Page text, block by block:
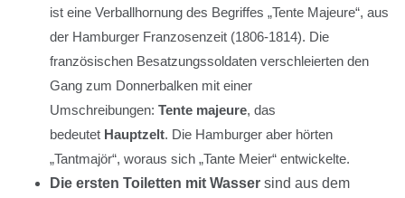
ist eine Verballhornung des Begriffes „Tente Majeure“, aus
der Hamburger Franzosenzeit (1806-1814). Die
französischen Besatzungssoldaten verschleierten den
Gang zum Donnerbalken mit einer
Umschreibungen: Tente majeure, das
bedeutet Hauptzelt. Die Hamburger aber hörten
„Tantmajör“, woraus sich „Tante Meier“ entwickelte.
Die ersten Toiletten mit Wasser sind aus dem